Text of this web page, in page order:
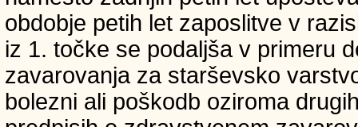
obdobje petih let zaposlitve v
iz 1. točke se podaljša v primeru
zavarovanja za starševsko
bolezni ali poškodb oziroma